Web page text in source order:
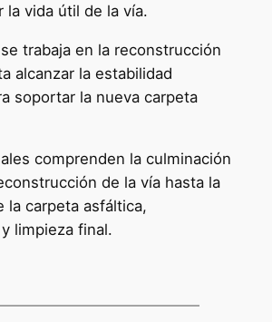
la vida útil de la vía.
trabaja en la reconstrucción
alcanzar la estabilidad
soportar la nueva carpeta
comprenden la culminación
de la vía hasta la
la carpeta asfáltica,
limpieza final.